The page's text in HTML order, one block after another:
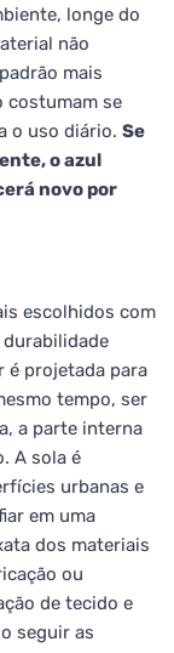
longe do
não
mais
costumam se
o uso diário. Se
o azul
novo por
escolhidos com
é projetada para
tempo, ser
a parte interna
A sola é
urbanas e
em uma
dos materiais
ou
de tecido e
seguir as